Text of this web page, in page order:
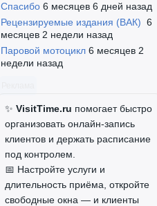
Спасибо 6 месяцев 6 дней назад
Рецензируемые издания (ВАК) 6
месяцев 2 недели назад
Паровой мотоцикл 6 месяцев 2
недели назад
✨ VisitTime.ru помогает быстро
организовать онлайн-запись
клиентов и держать расписание
под контролем.
📅 Настройте услуги и
длительность приёма, откройте
свободные окна — и клиенты